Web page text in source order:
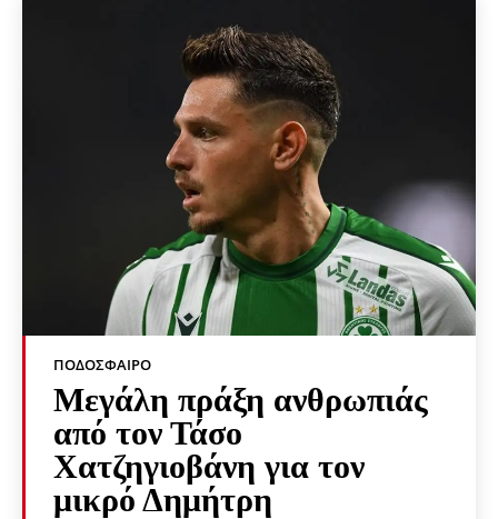
ΠΟΔΌΣΦΑΙΡΟ
Μεγάλη πράξη ανθρωπιάς
από τον Τάσο
Χατζηγιοβάνη για τον
μικρό Δημήτρη